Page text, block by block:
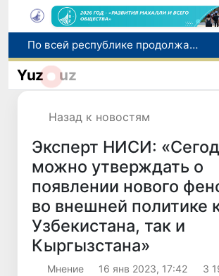
Оказавшийся в сложной ситуации в Германии соотечественник возвращен в Узбекистан
В Узбекистане определили порядок создания и эксплуатации платных автодорог
Yuz uz
Назад к новостям
Эксперт НИСИ:
можно утверждать о
появлении нового
во внешней политике
Узбекистана, так и
Кыргызстана»
Мнение 16 янв 2023, 17:42 3